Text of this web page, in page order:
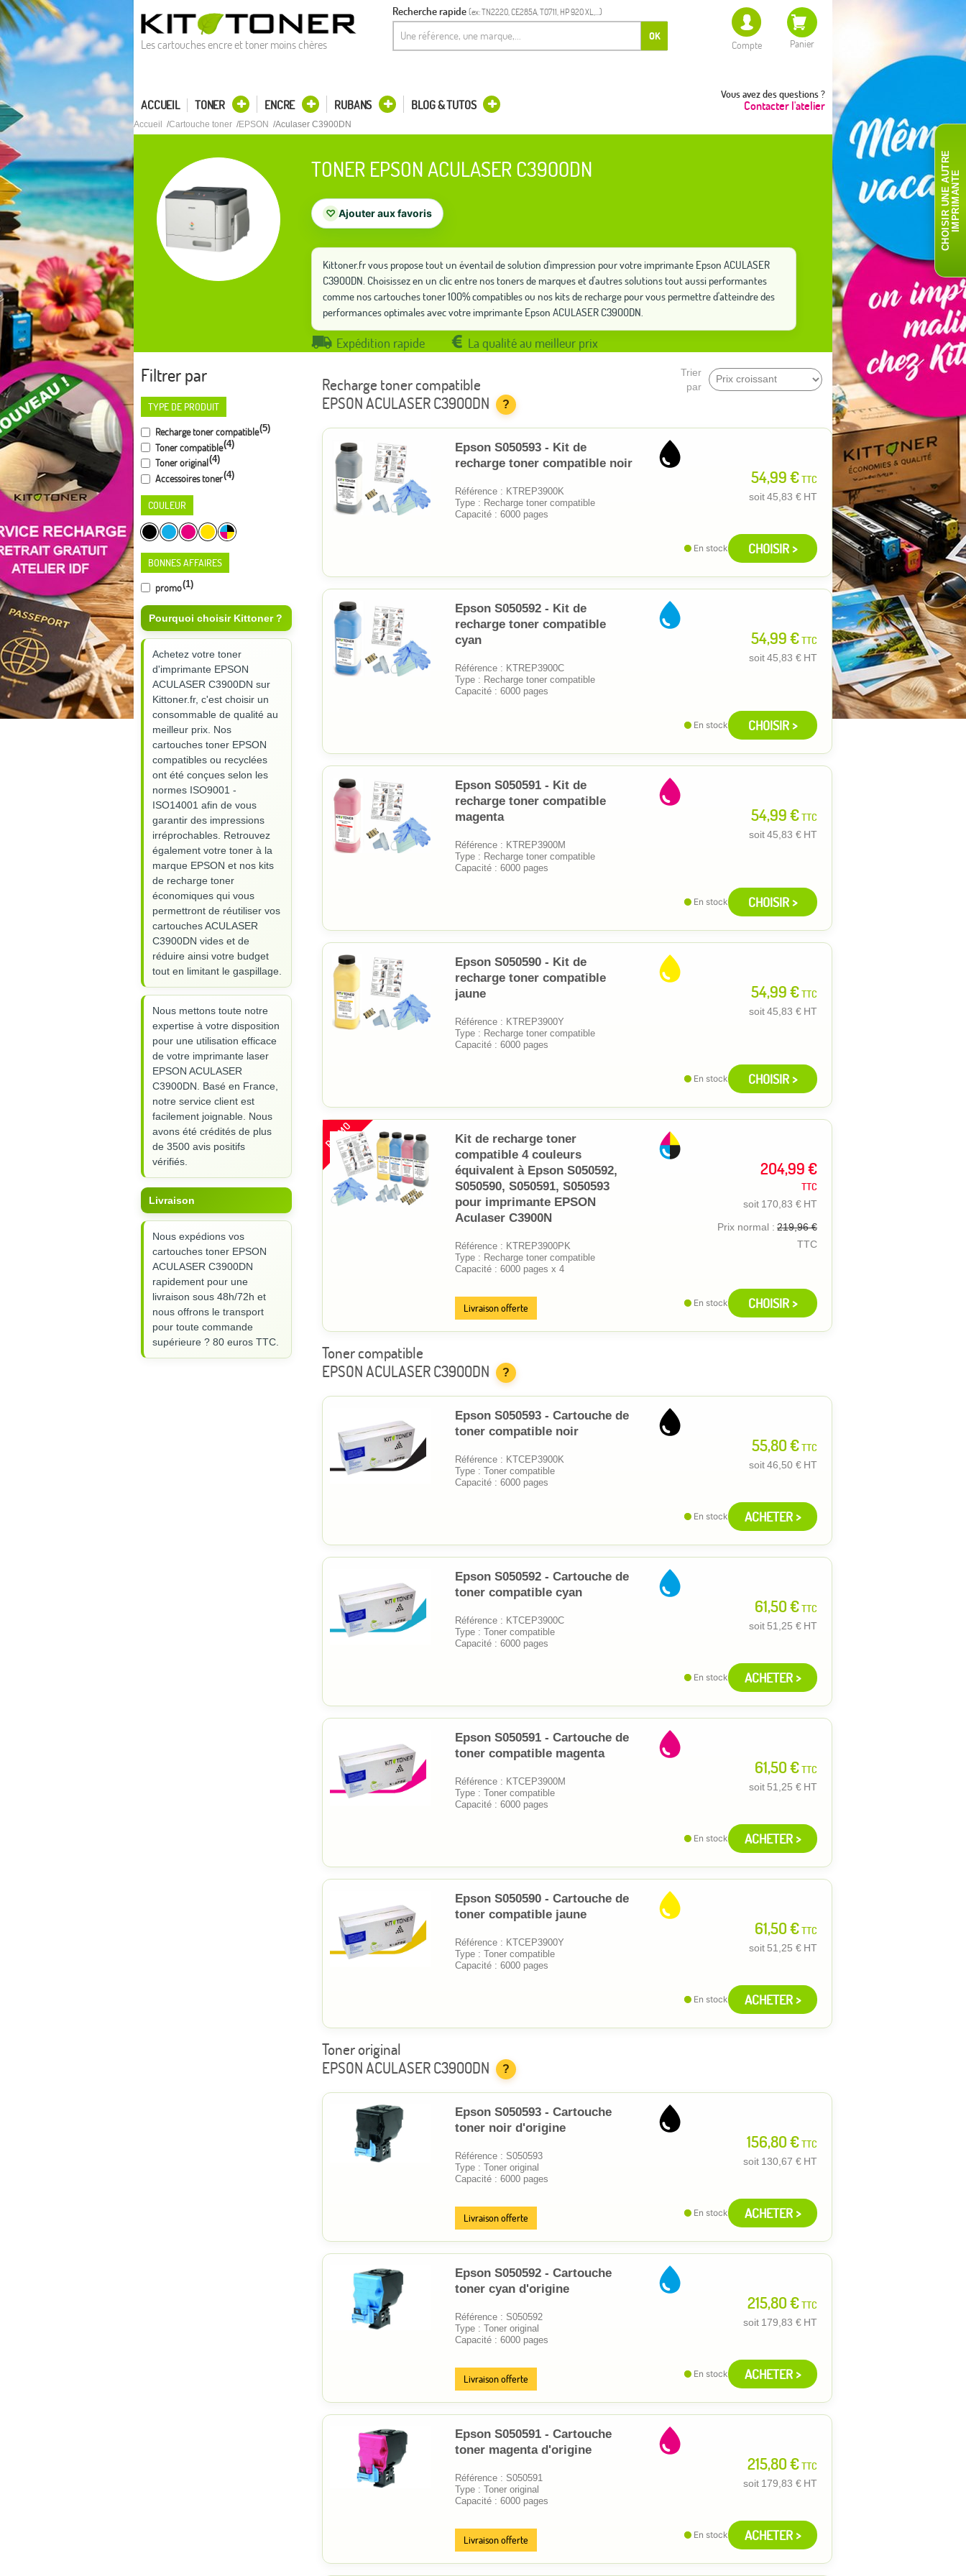
Les cartouches encre et toner moins chères
Recherche rapide (ex: TN2220, CE285A, T0711, HP 920 XL,...)
OK
Compte Panier
Vous avez des questions ?
Contacter l'atelier
ACCUEIL TONER ENCRE RUBANS BLOG & TUTOS
Accueil Cartouche toner EPSON Aculaser C3900DN
TONER EPSON ACULASER C3900DN
♡ Ajouter aux favoris
Kittoner.fr vous propose tout un éventail de solution d'impression pour votre imprimante Epson ACULASER
C3900DN. Choisissez en un clic entre nos toners de marques et d'autres solutions tout aussi performantes
comme nos cartouches toner 100% compatibles ou nos kits de recharge pour vous permettre d'atteindre des
performances optimales avec votre imprimante Epson ACULASER C3900DN.
Expédition rapide La qualité au meilleur prix
Filtrer par
TYPE DE PRODUIT
Recharge toner compatible(5)
Toner compatible(4)
Toner original(4)
Accessoires toner(4)
COULEUR
BONNES AFFAIRES
promo(1)
Pourquoi choisir Kittoner ?
Achetez votre toner
d'imprimante EPSON
ACULASER C3900DN sur
Kittoner.fr, c'est choisir un
consommable de qualité au
meilleur prix. Nos
cartouches toner EPSON
compatibles ou recyclées
ont été conçues selon les
normes ISO9001 -
ISO14001 afin de vous
garantir des impressions
irréprochables. Retrouvez
également votre toner à la
marque EPSON et nos kits
de recharge toner
économiques qui vous
permettront de réutiliser vos
cartouches ACULASER
C3900DN vides et de
réduire ainsi votre budget
tout en limitant le gaspillage.
Nous mettons toute notre
expertise à votre disposition
pour une utilisation efficace
de votre imprimante laser
EPSON ACULASER
C3900DN. Basé en France,
notre service client est
facilement joignable. Nous
avons été crédités de plus
de 3500 avis positifs
vérifiés.
Livraison
Nous expédions vos
cartouches toner EPSON
ACULASER C3900DN
rapidement pour une
livraison sous 48h/72h et
nous offrons le transport
pour toute commande
supérieure ? 80 euros TTC.
Trier
par
Recharge toner compatible
EPSON ACULASER C3900DN
?
Epson S050593 - Kit de
recharge toner compatible noir
Référence : KTREP3900K
Type : Recharge toner compatible
Capacité : 6000 pages
54,99 €TTC
soit45,83 € HT
En stock CHOISIR >
Epson S050592 - Kit de
recharge toner compatible
cyan
Référence : KTREP3900C
Type : Recharge toner compatible
Capacité : 6000 pages
54,99 €TTC
soit45,83 € HT
En stock CHOISIR >
Epson S050591 - Kit de
recharge toner compatible
magenta
Référence : KTREP3900M
Type : Recharge toner compatible
Capacité : 6000 pages
54,99 €TTC
soit45,83 € HT
En stock CHOISIR >
Epson S050590 - Kit de
recharge toner compatible
jaune
Référence : KTREP3900Y
Type : Recharge toner compatible
Capacité : 6000 pages
54,99 €TTC
soit45,83 € HT
En stock CHOISIR >
PROMO
Kit de recharge toner
compatible 4 couleurs
équivalent à Epson S050592,
S050590, S050591, S050593
pour imprimante EPSON
Aculaser C3900N
Référence : KTREP3900PK
Type : Recharge toner compatible
Capacité : 6000 pages x 4
204,99 €
TTC
soit 170,83 € HT
Prix normal : 219,96 €
TTC
Livraison offerte En stock CHOISIR >
Toner compatible
EPSON ACULASER C3900DN
?
Epson S050593 - Cartouche de
toner compatible noir
Référence : KTCEP3900K
Type : Toner compatible
Capacité : 6000 pages
55,80 €TTC
soit46,50 € HT
En stock ACHETER >
Epson S050592 - Cartouche de
toner compatible cyan
Référence : KTCEP3900C
Type : Toner compatible
Capacité : 6000 pages
61,50 €TTC
soit 51,25 € HT
En stock ACHETER >
Epson S050591 - Cartouche de
toner compatible magenta
Référence : KTCEP3900M
Type : Toner compatible
Capacité : 6000 pages
61,50 €TTC
soit 51,25 € HT
En stock ACHETER >
Epson S050590 - Cartouche de
toner compatible jaune
Référence : KTCEP3900Y
Type : Toner compatible
Capacité : 6000 pages
61,50 €TTC
soit 51,25 € HT
En stock ACHETER >
Toner original
EPSON ACULASER C3900DN
?
Epson S050593 - Cartouche
toner noir d'origine
Référence : S050593
Type : Toner original
Capacité : 6000 pages
156,80 €TTC
soit 130,67 € HT
Livraison offerte En stock ACHETER >
Epson S050592 - Cartouche
toner cyan d'origine
Référence : S050592
Type : Toner original
Capacité : 6000 pages
215,80 €TTC
soit 179,83 € HT
Livraison offerte En stock ACHETER >
Epson S050591 - Cartouche
toner magenta d'origine
Référence : S050591
Type : Toner original
Capacité : 6000 pages
215,80 €TTC
soit 179,83 € HT
Livraison offerte En stock ACHETER >
C
H
O
I
S
I
R
U
N
E
AU
T
R
E
I
M
P
R
I
M
A
N
TE